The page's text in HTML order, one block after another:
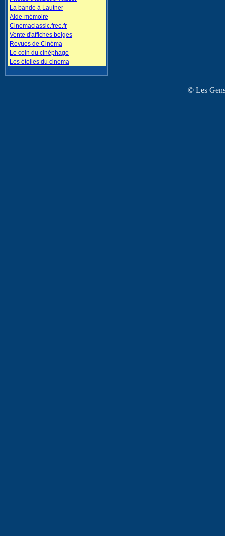
La bande à Lautner
Aide-mémoire
Cinemaclassic.free.fr
Vente d'affiches belges
Revues de Cinéma
Le coin du cinéphage
Les étoiles du cinema
© Les